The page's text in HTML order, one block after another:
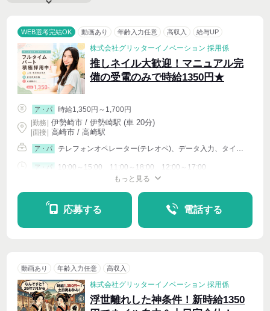
WEB選考完結OK 動画あり 年齢入力任意 高収入 給与UP
株式会社グリッターイノベーション 採用係
推しネイル大歓迎！マニュアル完
備の受電のみで時給1350円★
ア・パ
時給1,350円～1,700円
|勤務 伊勢崎市 / 伊勢崎駅 (車 20分)
| 面接 | 高崎市 / 高崎駅
ア・パ テレフォンオペレーター(テレオペ)、データ入力、タイピング(PC・パソコン・インターネット)、イベントその他
ア・パ 10:00～15:00、11:00～18:00、12:00～17:00
もっと見る
応募する 電話する
動画あり 年齢入力任意 高収入
株式会社グリッターイノベーション 採用係
浮世離れした神条件！新時給1350